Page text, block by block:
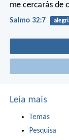
me cercarás de
Salmo 32:7
Leia mais
Temas
Pesquisa